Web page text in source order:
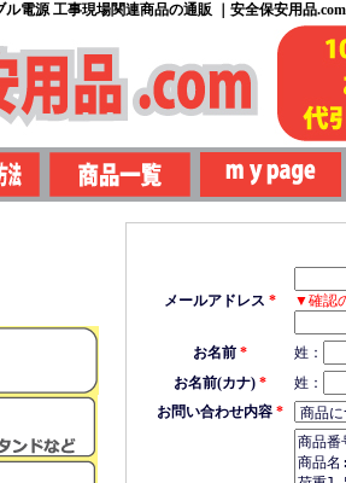
電源 工事現場関連商品の通販 ｜安全保安用品.com
メールアドレス *
▼確認
お名前* 姓：
お名前(カナ)* 姓：
お問い合わせ内容*